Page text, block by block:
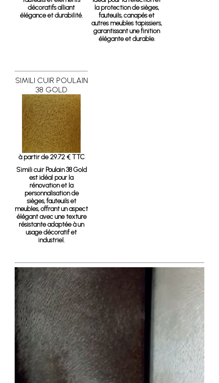
décoratifs alliant
élégance et durabilité.
la protection de sièges,
fauteuils, canapés et
autres meubles tapissiers,
garantissant une finition
élégante et durable.
SIMILI CUIR POULAIN
38 GOLD
à partir de 29.72 € TTC
Simili cuir Poulain 38 Gold
est idéal pour la
rénovation et la
personnalisation de
sièges, fauteuils et
meubles, offrant un aspect
élégant avec une texture
résistante adaptée à un
usage décoratif et
industriel.